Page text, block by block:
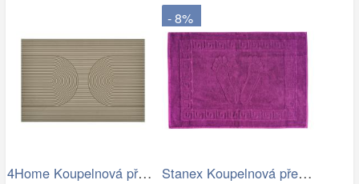
4Home Koupelnová předložka Infinity, 40…
- 8%
Stanex Koupelnová předložka Mexico…